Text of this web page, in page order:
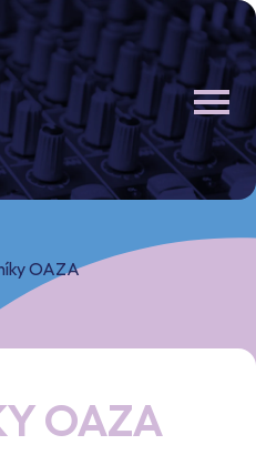
OAZA
OAZA